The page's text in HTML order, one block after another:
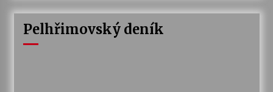
Pelhřimovský deník